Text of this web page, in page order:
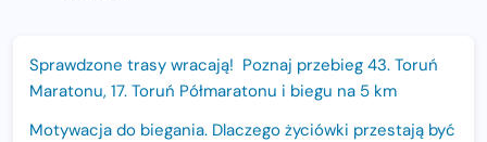
Sprawdzone trasy wracają! Poznaj przebieg 43. Toruń
Maratonu, 17. Toruń Półmaratonu i biegu na 5 km
Motywacja do biegania. Dlaczego życiówki przestają być